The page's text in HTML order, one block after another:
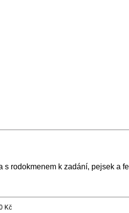
s rodokmenem k zadání, pejsek a
Kč